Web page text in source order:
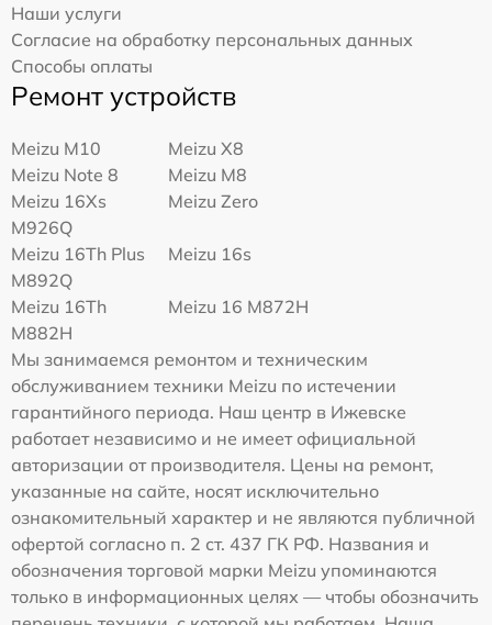
Наши услуги
Согласие на обработку персональных данных
Способы оплаты
Ремонт устройств
Meizu M10
Meizu X8
Meizu Note 8
Meizu M8
Meizu 16Xs
M926Q
Meizu Zero
Meizu 16Th Plus
M892Q
Meizu 16s
Meizu 16Th
M882H
Meizu 16 M872H
Мы занимаемся ремонтом и техническим
обслуживанием техники Meizu по истечении
гарантийного периода. Наш центр в Ижевске
работает независимо и не имеет официальной
авторизации от производителя. Цены на ремонт,
указанные на сайте, носят исключительно
ознакомительный характер и не являются публичной
офертой согласно п. 2 ст. 437 ГК РФ. Названия и
обозначения торговой марки Meizu упоминаются
только в информационных целях — чтобы обозначить